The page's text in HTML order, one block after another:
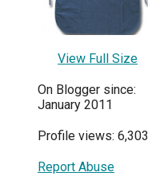
View Full Size
On Blogger since:
January 2011
Profile views: 6,303
Report Abuse